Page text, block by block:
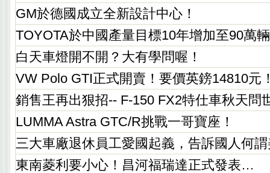
GM於德國成立全新設計中心！
TOYOTA於中國產量目標10年增加至90萬
白天車燈開不開？大有學問喔！
VW Polo GTI正式開賣！要價英鎊14810元
銷售王再出狠招-- F-150 FX2特仕車秋天問
LUMMA Astra GTC/R挑戰一哥寶座！
三大車廠退休員工愛國起義，告訴國人何
東南菱利要小心！昌河福瑞達正式發表…